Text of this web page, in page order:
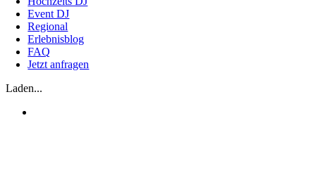
Event DJ
Regional
Erlebnisblog
FAQ
Jetzt anfragen
Laden...